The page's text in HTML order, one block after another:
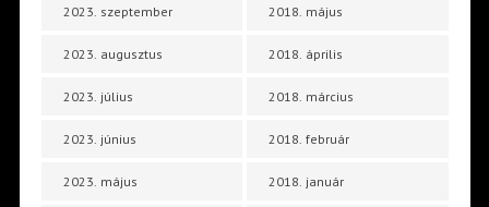
2023. szeptember
2023. augusztus
2023. július
2023. június
2023. május
2018. május
2018. április
2018. március
2018. február
2018. január